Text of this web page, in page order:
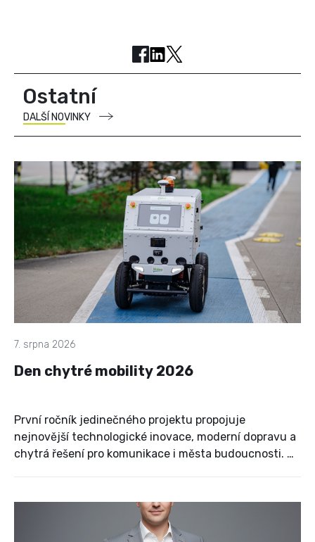
Ostatní
DALŠÍ NOVINKY
7. srpna 2026
Den chytré mobility 2026
První ročník jedinečného projektu propojuje
nejnovější technologické inovace, moderní dopravu a
chytrá řešení pro komunikace i města budoucnosti. Na
vědeckých organizací, média i široká veřejnost, aby
společně objevili trendy, které mění způsob, jakým se